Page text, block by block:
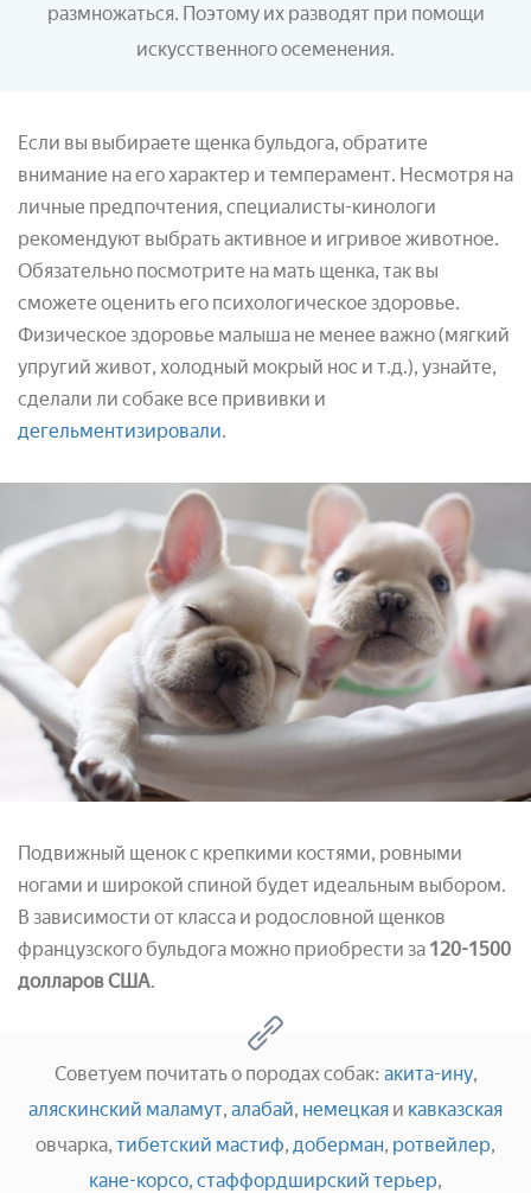
размножаться. Поэтому их разводят при помощи
искусственного осеменения.
Если вы выбираете щенка бульдога, обратите
внимание на его характер и темперамент. Несмотря на
личные предпочтения, специалисты-кинологи
рекомендуют выбрать активное и игривое животное.
Обязательно посмотрите на мать щенка, так вы
сможете оценить его психологическое здоровье.
Физическое здоровье малыша не менее важно (мягкий
упругий живот, холодный мокрый нос и т.д.), узнайте,
сделали ли собаке все прививки и
дегельментизировали.
Подвижный щенок с крепкими костями, ровными
ногами и широкой спиной будет идеальным выбором.
В зависимости от класса и родословной щенков
французского бульдога можно приобрести за 120-1500
долларов США.
Советуем почитать о породах собак: акита-ину,
аляскинский маламут, алабай, немецкая и кавказская
овчарка, тибетский мастиф, доберман, ротвейлер,
кане-корсо, стаффордширский терьер,